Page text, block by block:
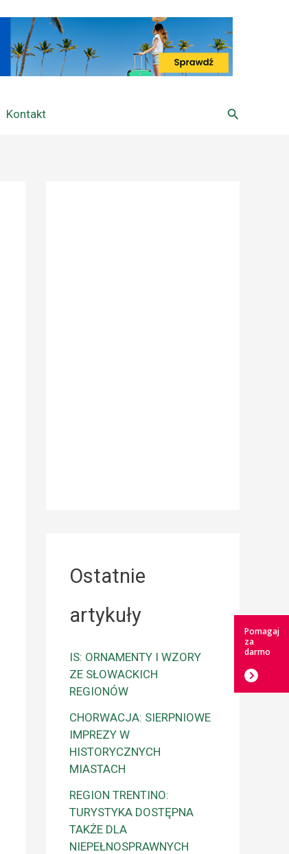
Kontakt Szukaj
Ostatnie
artykuły
IS: ORNAMENTY I WZORY
ZE SŁOWACKICH
REGIONÓW
CHORWACJA: SIERPNIOWE
IMPREZY W
HISTORYCZNYCH
MIASTACH
REGION TRENTINO:
TURYSTYKA DOSTĘPNA
TAKŻE DLA
NIEPEŁNOSPRAWNYCH
Pomagaj
za
darmo